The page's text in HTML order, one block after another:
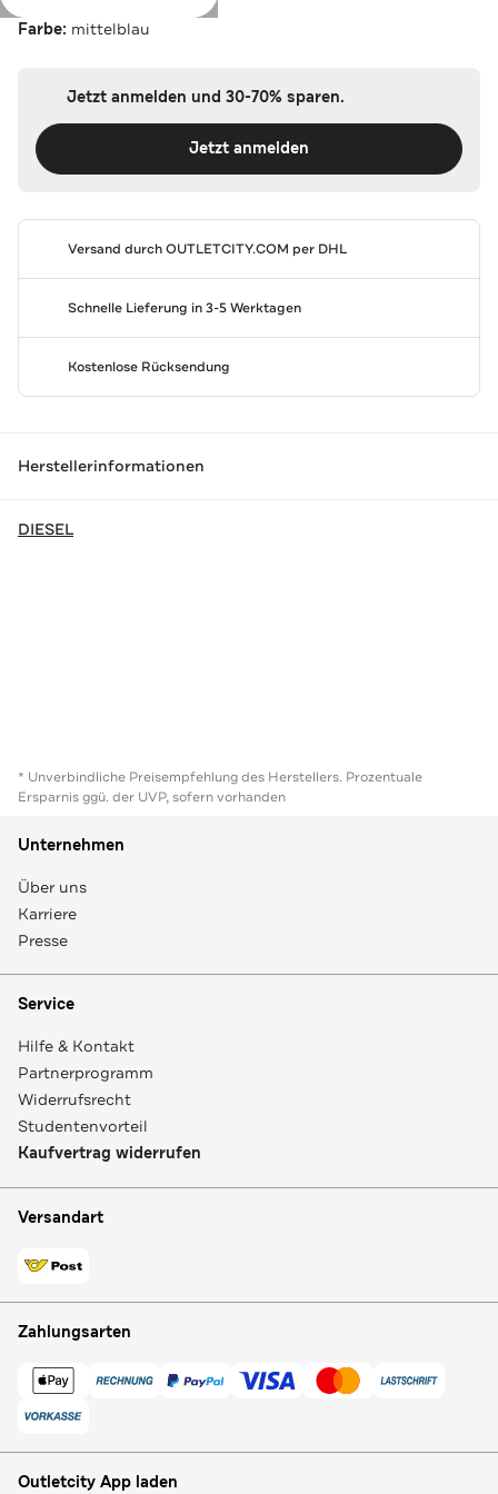
Farbe: mittelblau
Jetzt anmelden und 30-70% sparen.
Jetzt anmelden
Versand durchOUTLETCITY.COM per DHL
Schnelle Lieferung in 3-5 Werktagen
Kostenlose Rücksendung
Herstellerinformationen
DIESEL
* Unverbindliche Preisempfehlung des Herstellers. Prozentuale
Ersparnis ggü. der UVP, sofern vorhanden
Unternehmen
Über uns
Karriere
Presse
Service
Hilfe & Kontakt
Partnerprogramm
Widerrufsrecht
Studentenvorteil
Kaufvertrag widerrufen
Versandart
Zahlungsarten
Outletcity App laden